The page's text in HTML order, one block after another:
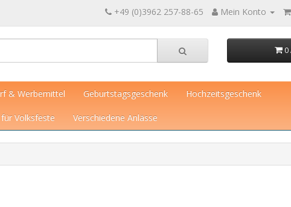
+49 (0)3962 257-88-65 Mein Konto
0
& Werbemittel Geburtstagsgeschenk Hochzeitsgeschenk
Volksfeste Verschiedene Anlässe